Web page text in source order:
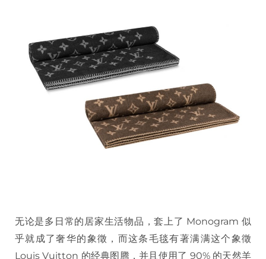
无论是多日常的居家生活物品，套上了 Monogram 似
乎就成了奢华的象徵，而这条毛毯有著满满这个象徵
Louis Vuitton 的经典图腾，并且使用了 90% 的天然羊